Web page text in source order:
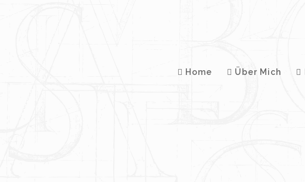
Home Über Mich